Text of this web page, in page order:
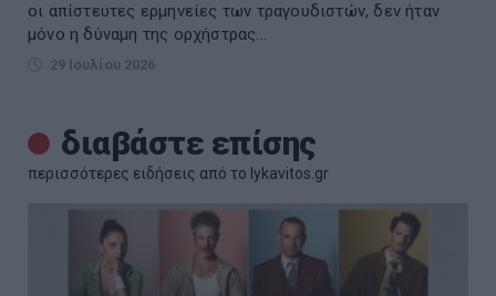
οι απίστευτες ερμηνείες των τραγουδιστών, δεν ήταν
μόνο η δύναμη της ορχήστρας...
29 Ιουλίου 2026
διαβάστε επίσης
περισσότερες ειδήσεις από το lykavitos.gr